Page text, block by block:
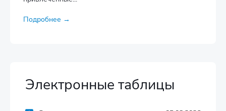
Подробнее →
Электронные таблицы